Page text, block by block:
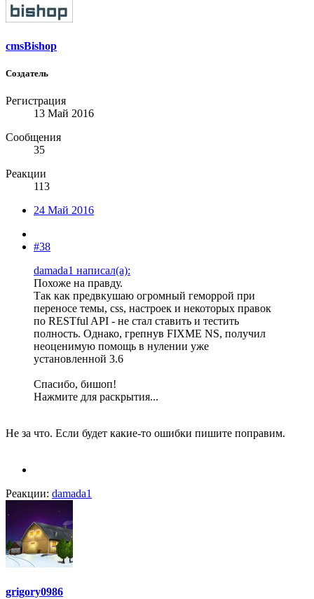
cmsBishop
Создатель
Регистрация
13 Май 2016
Сообщения
35
Реакции
113
24 Май 2016
#38
damada1 написал(а):
Похоже на правду.
Так как предвкушаю огромный геморрой при
переносе темы, css, настроек и некоторых правок
по RESTful API - не стал ставить и тестить
полность. Однако, грепнув FIXME NS, получил
неоценимую помощь в нулении уже
установленной 3.6
Спасибо, бишоп!
Нажмите для раскрытия...
Не за что. Если будет какие-то ошибки пишите поправим.
Реакции: damada1
grigory0986